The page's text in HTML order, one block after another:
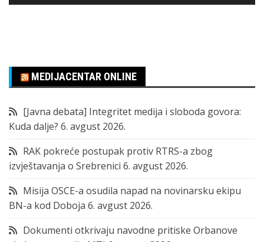
MEDIJACENTAR ONLINE
[Javna debata] Integritet medija i sloboda govora:
Kuda dalje? 6. avgust 2026.
RAK pokreće postupak protiv RTRS-a zbog
izvještavanja o Srebrenici 6. avgust 2026.
Misija OSCE-a osudila napad na novinarsku ekipu
BN-a kod Doboja 6. avgust 2026.
Dokumenti otkrivaju navodne pritiske Orbanove